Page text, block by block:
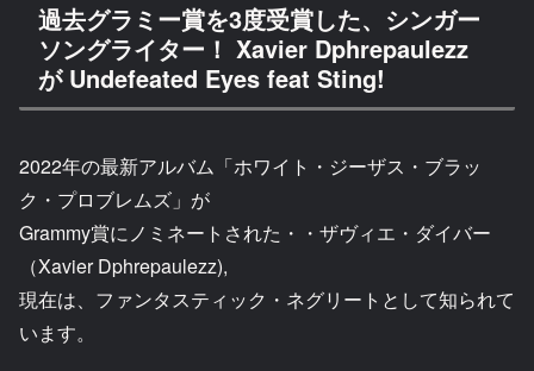
過去グラミー賞を3度受賞した、シンガー
ソングライター！ Xavier Dphrepaulezz
が Undefeated Eyes feat Sting!
2022年の最新アルバム「ホワイト・ジーザス・ブラッ
ク・プロブレムズ」が
Grammy賞にノミネートされた・・ザヴィエ・ダイバー
（Xavier Dphrepaulezz),
現在は、ファンタスティック・ネグリートとして知られて
います。